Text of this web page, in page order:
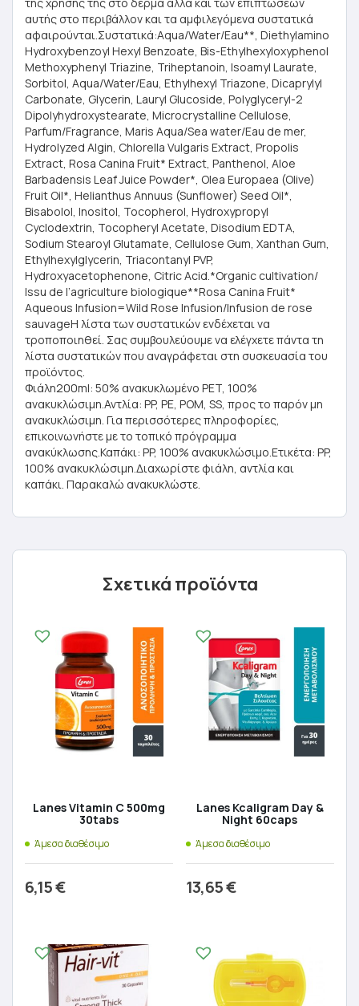
αυτής στο περιβάλλον και τα αμφιλεγόμενα συστατικά
αφαιρούνται.Συστατικά:Aqua/Water/Eau**, Diethylamino
Hydroxybenzoyl Hexyl Benzoate, Bis-Ethylhexyloxyphenol
Methoxyphenyl Triazine, Triheptanoin, Isoamyl Laurate,
Sorbitol, Aqua/Water/Eau, Ethylhexyl Triazone, Dicaprylyl
Carbonate, Glycerin, Lauryl Glucoside, Polyglyceryl-2
Dipolyhydroxystearate, Microcrystalline Cellulose,
Parfum/Fragrance, Maris Aqua/Sea water/Eau de mer,
Hydrolyzed Algin, Chlorella Vulgaris Extract, Propolis
Extract, Rosa Canina Fruit* Extract, Panthenol, Aloe
Barbadensis Leaf Juice Powder*, Olea Europaea (Olive)
Fruit Oil*, Helianthus Annuus (Sunflower) Seed Oil*,
Bisabolol, Inositol, Tocopherol, Hydroxypropyl
Cyclodextrin, Tocopheryl Acetate, Disodium EDTA,
Sodium Stearoyl Glutamate, Cellulose Gum, Xanthan Gum,
Ethylhexylglycerin, Triacontanyl PVP,
Hydroxyacetophenone, Citric Acid.*Organic cultivation/
Issu de l’agriculture biologique**Rosa Canina Fruit*
Aqueous Infusion=Wild Rose Infusion/Infusion de rose
sauvageΗ λίστα των συστατικών ενδέχεται να
τροποποιηθεί. Σας συμβουλεύουμε να ελέγχετε πάντα τη
λίστα συστατικών που αναγράφεται στη συσκευασία του
προϊόντος.
Φιάλη200ml: 50% ανακυκλωμένο PET, 100%
ανακυκλώσιμη.Αντλία: PP, PE, POM, SS, προς το παρόν μη
ανακυκλώσιμη. Για περισσότερες πληροφορίες,
επικοινωνήστε με το τοπικό πρόγραμμα
ανακύκλωσης.Καπάκι: PP, 100% ανακυκλώσιμο.Ετικέτα: PP,
100% ανακυκλώσιμη.Διαχωρίστε φιάλη, αντλία και
καπάκι. Παρακαλώ ανακυκλώστε.
Σχετικά προϊόντα
Lanes Vitamin C 500mg
30tabs
Άμεσα διαθέσιμο
6,15€
Lanes Kcaligram Day &
Night 60caps
Άμεσα διαθέσιμο
13,65€